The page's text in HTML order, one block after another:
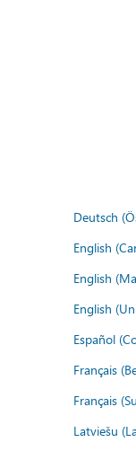
Deutsch
English
English
English
Español
Français
Français
Latviešu